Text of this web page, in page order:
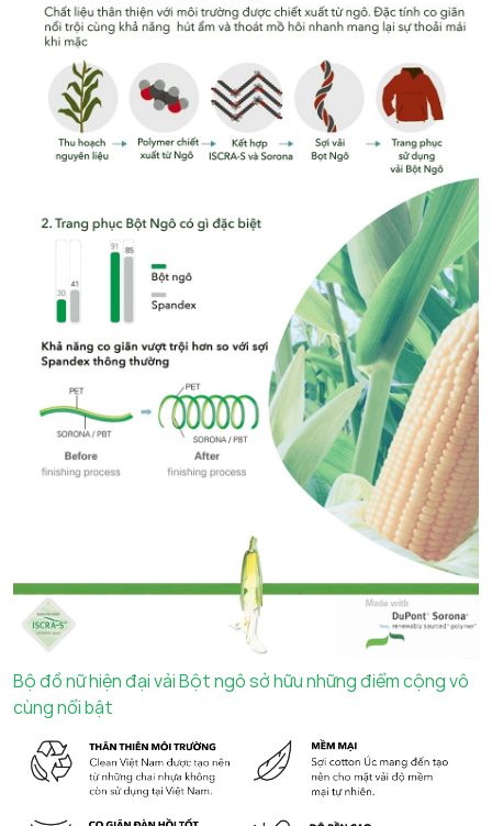
Bộ đồ nữ hiện đại vải Bột ngô sở hữu những điểm cộng vô
cùng nổi bật